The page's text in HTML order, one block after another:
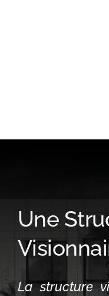
Une
La structure